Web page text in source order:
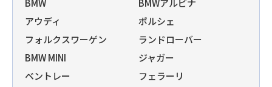
BMW
BMWアルピナ
アウディ
ポルシェ
フォルクスワーゲン
ランドローバー
BMW MINI
ジャガー
ベントレー
フェラーリ